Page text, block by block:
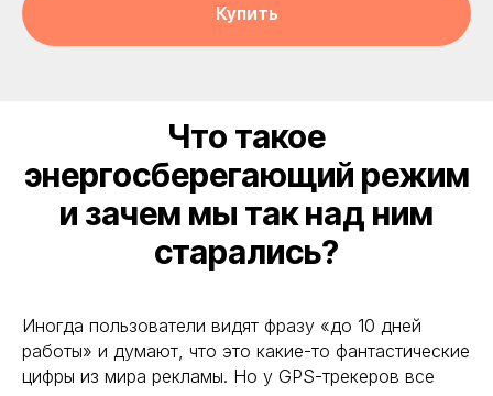
Купить
Что такое
энергосберегающий режим
и зачем мы так над ним
старались?
Иногда пользователи видят фразу «до 10 дней
работы» и думают, что это какие-то фантастические
цифры из мира рекламы. Но у GPS-трекеров все